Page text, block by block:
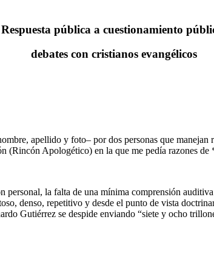
Respuesta pública a cuestionamiento
debates con cristianos evangélicos
apellido y foto– por dos personas que manejan
(Rincón Apologético) en la que me pedía razones
personal, la falta de una mínima comprensión
denso, repetitivo y desde el punto de vista
Gutiérrez se despide enviando “siete y ocho